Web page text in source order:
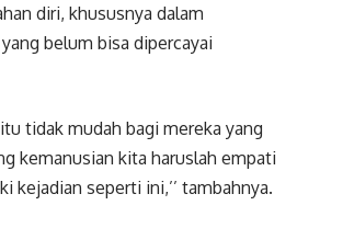
diri, khususnya dalam
belum bisa dipercayai
tidak mudah bagi mereka yang
kemanusian kita haruslah empati
kejadian seperti ini,’’ tambahnya.